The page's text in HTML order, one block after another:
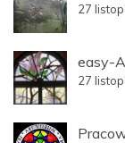
27
easy-
27